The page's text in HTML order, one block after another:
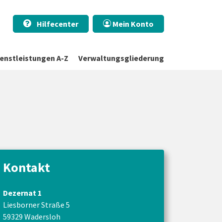
Hilfecenter
Mein Konto
A-Z Verwaltungsgliederung
Kontakt
Dezernat 1
Liesborner Straße 5
59329 Wadersloh